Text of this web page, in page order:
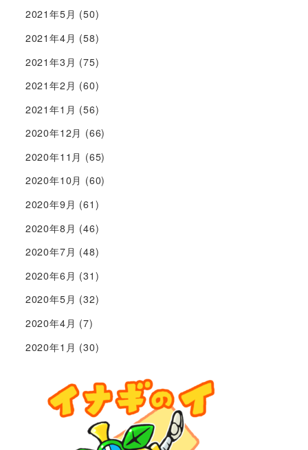
2021年5月 (50)
2021年4月 (58)
2021年3月 (75)
2021年2月 (60)
2021年1月 (56)
2020年12月 (66)
2020年11月 (65)
2020年10月 (60)
2020年9月 (61)
2020年8月 (46)
2020年7月 (48)
2020年6月 (31)
2020年5月 (32)
2020年4月 (7)
2020年1月 (30)